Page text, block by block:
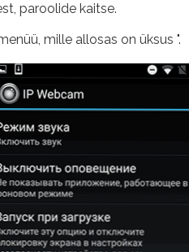
paroolide kaitse.
mille allosas on üksus ".